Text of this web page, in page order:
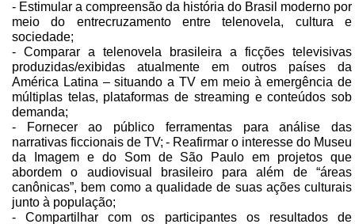
- Estimular a compreensão da história do Brasil moderno por
meio do entrecruzamento entre telenovela, cultura e
sociedade;
- Comparar a telenovela brasileira a ficções televisivas
produzidas/exibidas atualmente em outros países da
América Latina – situando a TV em meio à emergência de
múltiplas telas, plataformas de streaming e conteúdos sob
demanda;
- Fornecer ao público ferramentas para análise das
narrativas ficcionais de TV; - Reafirmar o interesse do Museu
da Imagem e do Som de São Paulo em projetos que
abordem o audiovisual brasileiro para além de “áreas
canônicas”, bem como a qualidade de suas ações culturais
junto à população;
- Compartilhar com os participantes os resultados de